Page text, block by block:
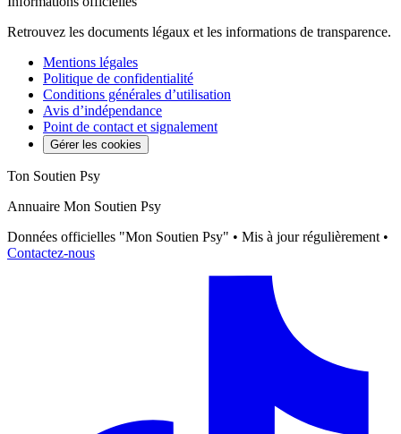
Retrouvez les documents légaux et les informations de transparence.
Mentions légales
Politique de confidentialité
Conditions générales d’utilisation
Avis d’indépendance
Point de contact et signalement
Gérer les cookies
Ton Soutien Psy
Annuaire Mon Soutien Psy
Données officielles "Mon Soutien Psy" • Mis à jour régulièrement •
Contactez-nous